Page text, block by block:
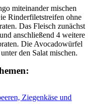
miteinander mischen
Rinderfiletstreifen ohne
Das Fleisch zunächst
anschließend 4 weitere
Die Avocadowürfel
den Salat mischen.
Ziegenkäse und